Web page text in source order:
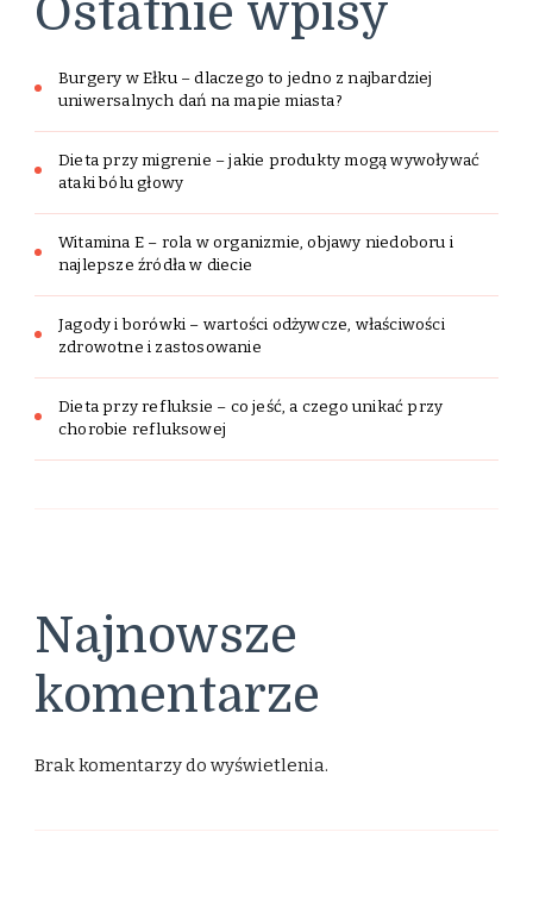
Ostatnie wpisy
Burgery w Ełku – dlaczego to jedno z najbardziej
uniwersalnych dań na mapie miasta?
Dieta przy migrenie – jakie produkty mogą wywoływać
ataki bólu głowy
Witamina E – rola w organizmie, objawy niedoboru i
najlepsze źródła w diecie
Jagody i borówki – wartości odżywcze, właściwości
zdrowotne i zastosowanie
Dieta przy refluksie – co jeść, a czego unikać przy
chorobie refluksowej
Najnowsze
komentarze
Brak komentarzy do wyświetlenia.